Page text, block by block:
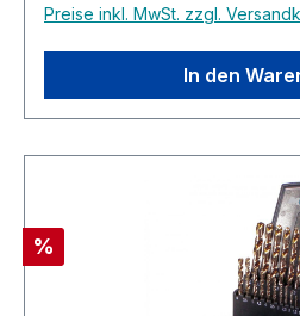
Preise inkl. MwSt. zzgl.
In den
Rabatt
%